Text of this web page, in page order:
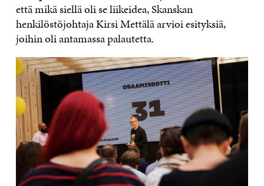
että mikä siellä oli se liikeidea, Skanskan
henkilöstöjohtaja Kirsi Mettälä arvioi esityksiä,
joihin oli antamassa palautetta.